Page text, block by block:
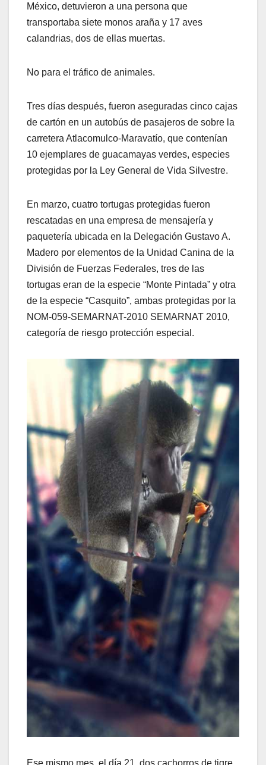
México, detuvieron a una persona que
transportaba siete monos araña y 17 aves
calandrias, dos de ellas muertas.
No para el tráfico de animales.
Tres días después, fueron aseguradas cinco cajas
de cartón en un autobús de pasajeros de sobre la
carretera Atlacomulco-Maravatío, que contenían
10 ejemplares de guacamayas verdes, especies
protegidas por la Ley General de Vida Silvestre.
En marzo, cuatro tortugas protegidas fueron
rescatadas en una empresa de mensajería y
paquetería ubicada en la Delegación Gustavo A.
Madero por elementos de la Unidad Canina de la
División de Fuerzas Federales, tres de las
tortugas eran de la especie “Monte Pintada” y otra
de la especie “Casquito”, ambas protegidas por la
NOM-059-SEMARNAT-2010 SEMARNAT 2010,
categoría de riesgo protección especial.
Ese mismo mes, el día 21, dos cachorros de tigre